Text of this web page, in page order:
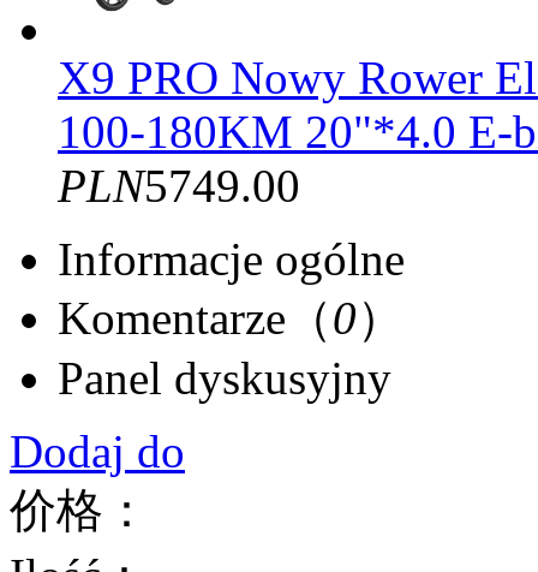
X9 PRO Nowy Rower
100-180KM 20"*4.0 E-
PLN5749.00
Informacje ogólne
Komentarze（0）
Panel dyskusyjny
Dodaj do
价格：